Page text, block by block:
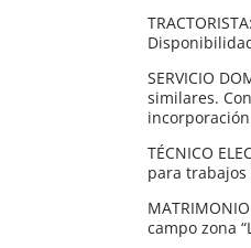
SERVICIO
similares.
TÉCNICO
para
campo zona